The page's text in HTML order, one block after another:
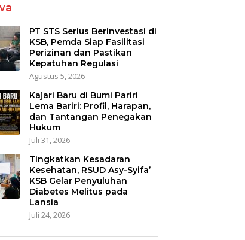
PT STS Serius Berinvestasi di
KSB, Pemda Siap Fasilitasi
Perizinan dan Pastikan
Kepatuhan Regulasi
Agustus 5, 2026
Kajari Baru di Bumi Pariri
Lema Bariri: Profil, Harapan,
dan Tantangan Penegakan
Hukum
Juli 31, 2026
Tingkatkan Kesadaran
Kesehatan, RSUD Asy-Syifa’
KSB Gelar Penyuluhan
Diabetes Melitus pada
Lansia
Juli 24, 2026